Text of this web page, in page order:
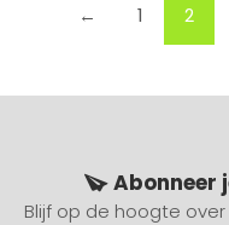
← 1 2
Abonneer
Blijf op de hoogte